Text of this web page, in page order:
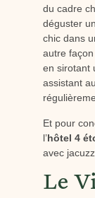
du cadre
déguster
chic dans
autre façon
en sirotant
assistant
Et pour
l’hôtel 4
avec
Le